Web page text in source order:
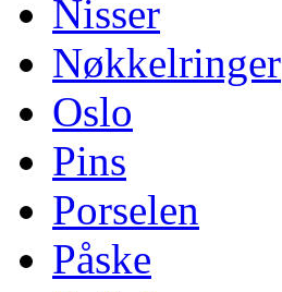
Nisser
Nøkkelringer
Oslo
Pins
Porselen
Påske